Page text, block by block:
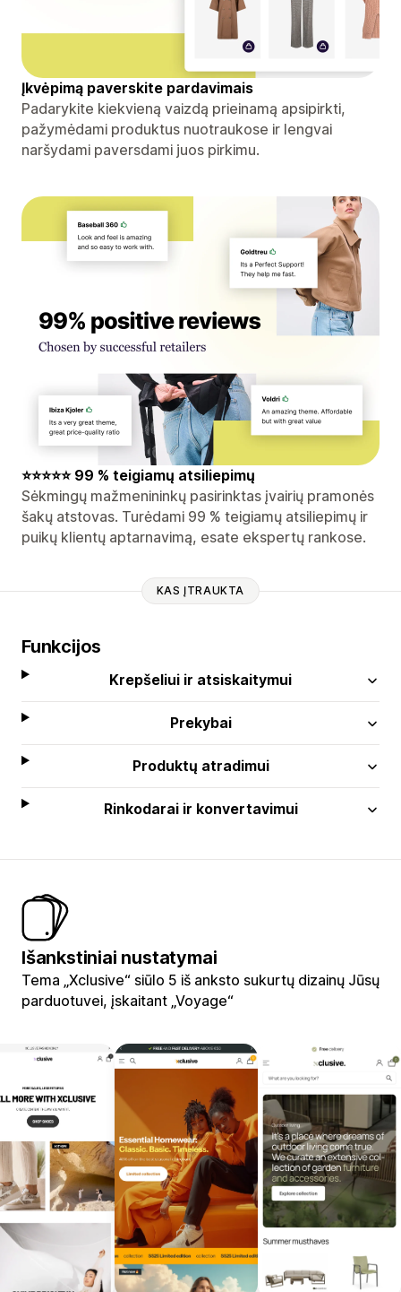
Įkvėpimą paverskite pardavimais
Padarykite kiekvieną vaizdą prieinamą apsipirkti,
pažymėdami produktus nuotraukose ir lengvai
naršydami paversdami juos pirkimu.
⭐⭐⭐⭐⭐ 99 % teigiamų atsiliepimų
Sėkmingų mažmenininkų pasirinktas įvairių pramonės
šakų atstovas. Turėdami 99 % teigiamų atsiliepimų ir
puikų klientų aptarnavimą, esate ekspertų rankose.
KAS ĮTRAUKTA
Funkcijos
Krepšeliui ir atsiskaitymui
Prekybai
Produktų atradimui
Rinkodarai ir konvertavimui
Išankstiniai nustatymai
Tema „Xclusive“ siūlo 5 iš anksto sukurtų dizainų Jūsų
parduotuvei, įskaitant „Voyage“